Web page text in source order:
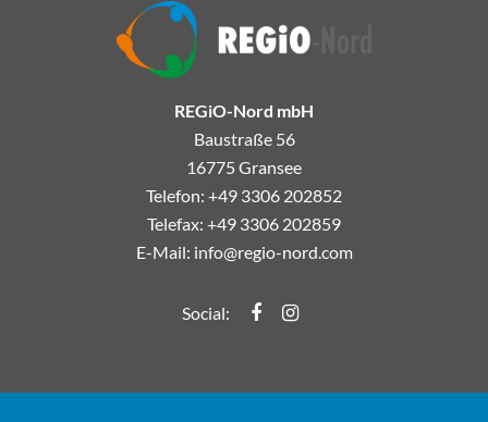
REGiO-Nord mbH
Baustraße 56
16775 Gransee
Telefon: +49 3306 202852
Telefax: +49 3306 202859
E-Mail: info@regio-nord.com
Social: Regio-Nord Facebook
Regio-Nord Instagramm